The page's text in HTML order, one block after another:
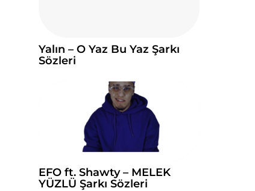
Yalın – O Yaz Bu Yaz Şarkı
Sözleri
EFO ft. Shawty – MELEK
YÜZLÜ Şarkı Sözleri